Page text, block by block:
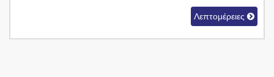
Λεπτομέρειες